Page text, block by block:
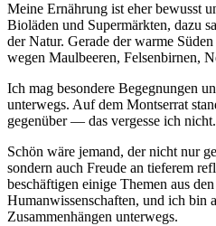
Meine Ernährung ist eher bewusst
Bioläden und Supermärkten, dazu
der Natur. Gerade der warme
wegen Maulbeeren, Felsenbirnen,
Ich mag besondere Begegnungen
unterwegs. Auf dem Montserrat
gegenüber — das vergesse ich nicht.
Schön wäre jemand, der nicht nur
sondern auch Freude an tieferem
beschäftigen einige Themen aus
Humanwissenschaften, und ich bin
Zusammenhängen unterwegs.